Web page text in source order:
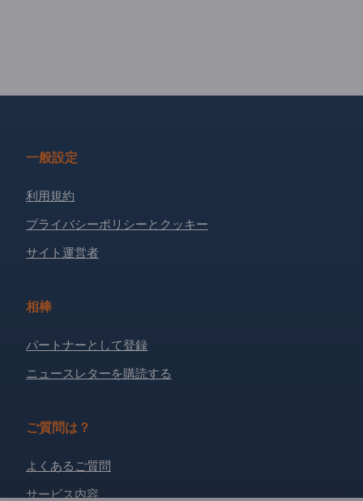
一般設定
利用規約
プライバシーポリシーとクッキー
サイト運営者
相棒
パートナーとして登録
ニュースレターを購読する
ご質問は？
よくあるご質問
サービス内容